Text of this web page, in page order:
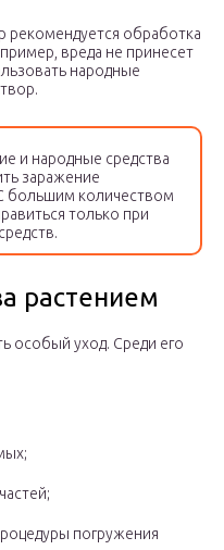
рекомендуется обработка
вреда не принесет
народные
и народные средства
заражение
большим количеством
только при
растением
особый уход. Среди его
погружения